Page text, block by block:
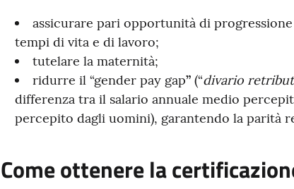
assicurare pari opportunità di
tempi di vita e di lavoro;
tutelare la maternità;
ridurre il “gender pay gap”(“divario
differenza tra il salario annuale medio
percepito dagli uomini), garantendo la parità
Come ottenere la